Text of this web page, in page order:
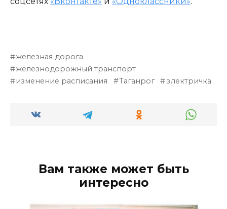
железная дорога
железнодорожный транспорт
изменение расписания
Таганрог электричка
Вам также может быть
интересно